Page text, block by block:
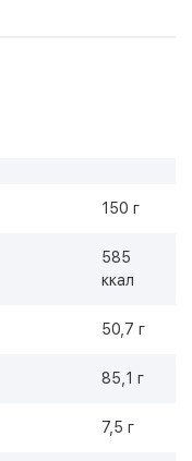
150 г
585
ккал
50,7 г
85,1 г
7,5 г